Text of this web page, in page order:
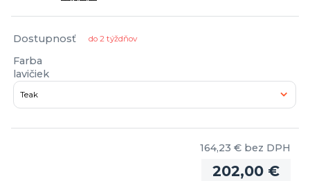
Dostupnosť do 2 týždňov
Farba
lavičiek
202,00 €
164,23 € bez DPH